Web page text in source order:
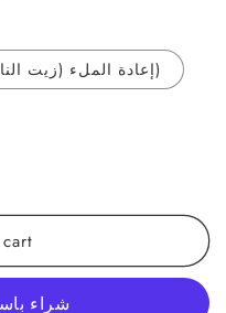
إعادة الملء (زيت الناشر فقط)